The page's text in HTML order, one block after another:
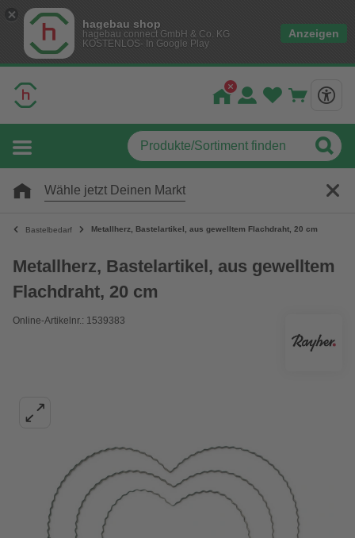
hagebau shop
hagebau connect GmbH & Co. KG
KOSTENLOS- In Google Play
Anzeigen
Wähle jetzt Deinen Markt
Bastelbedarf Metallherz, Bastelartikel, aus gewelltem Flachdraht, 20 cm
Metallherz, Bastelartikel, aus gewelltem
Flachdraht, 20 cm
Online-Artikelnr.: 1539383